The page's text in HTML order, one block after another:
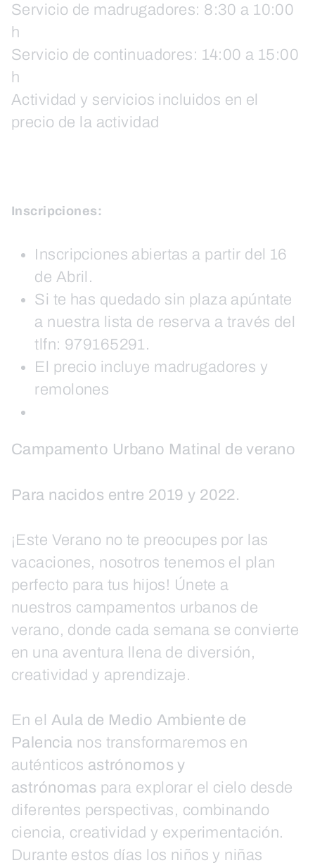
Servicio de madrugadores: 8:30 a 10:00
h
Servicio de continuadores: 14:00 a 15:00
h
Actividad y servicios incluidos en el
precio de la actividad
Inscripciones:
Inscripciones abiertas a partir del 16
de Abril.
Si te has quedado sin plaza apúntate
a nuestra lista de reserva a través del
tlfn: 979165291.
El precio incluye madrugadores y
remolones
Campamento Urbano Matinal de verano
Para nacidos entre 2019 y 2022.
¡Este Verano no te preocupes por las
vacaciones, nosotros tenemos el plan
perfecto para tus hijos! Únete a
nuestros campamentos urbanos de
verano, donde cada semana se convierte
en una aventura llena de diversión,
creatividad y aprendizaje.
En el Aula de Medio Ambiente de
Palencia nos transformaremos en
auténticos astrónomos y
astrónomas para explorar el cielo desde
diferentes perspectivas, combinando
ciencia, creatividad y experimentación.
Durante estos días los niños y niñas